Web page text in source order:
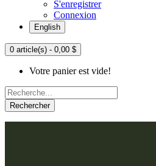
S'enregistrer
Connexion
English
0 article(s) - 0,00 $
Votre panier est vide!
Rechercher